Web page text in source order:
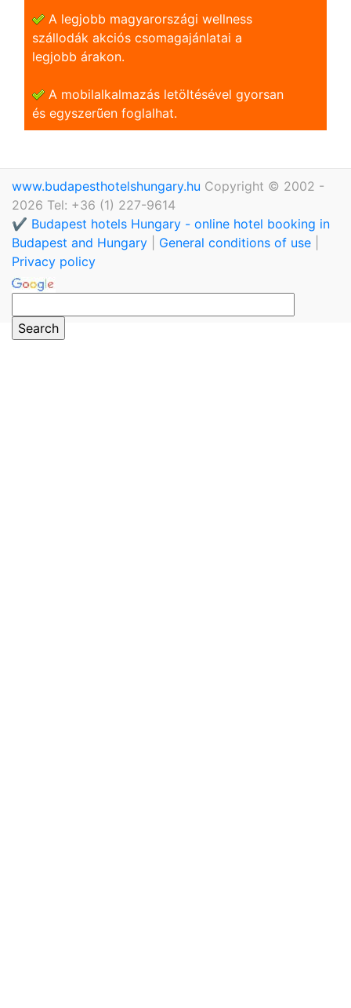
A legjobb magyarországi wellness
szállodák akciós csomagajánlatai a
legjobb árakon.
A mobilalkalmazás letöltésével gyorsan
és egyszerũen foglalhat.
www.budapesthotelshungary.hu Copyright © 2002 -
2026 Tel: +36 (1) 227-9614
✔️ Budapest hotels Hungary - online hotel booking in
Budapest and Hungary
General conditions of use
Privacy policy